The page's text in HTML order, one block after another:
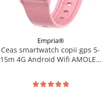
Empria®
Ceas smartwatch copii gps 5-
15m 4G Android Wifi AMOLED